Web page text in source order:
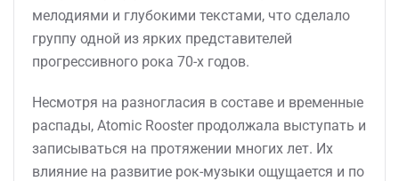
мелодиями и глубокими текстами, что сделало
группу одной из ярких представителей
прогрессивного рока 70-х годов.
Несмотря на разногласия в составе и временные
распады, Atomic Rooster продолжала выступать и
записываться на протяжении многих лет. Их
влияние на развитие рок-музыки ощущается и по